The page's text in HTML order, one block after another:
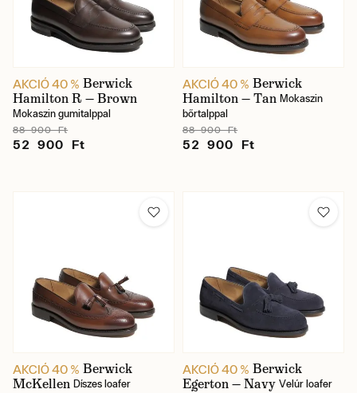
AKCIÓ 40 % Berwick
Hamilton R — Brown
Mokaszin gumitalppal
88 900 Ft
52 900 Ft
AKCIÓ 40 % Berwick
Hamilton — Tan Mokaszin
bőrtalppal
88 900 Ft
52 900 Ft
AKCIÓ 40 % Berwick
McKellen Díszes loafer
AKCIÓ 40 % Berwick
Egerton — Navy Velúr loafer